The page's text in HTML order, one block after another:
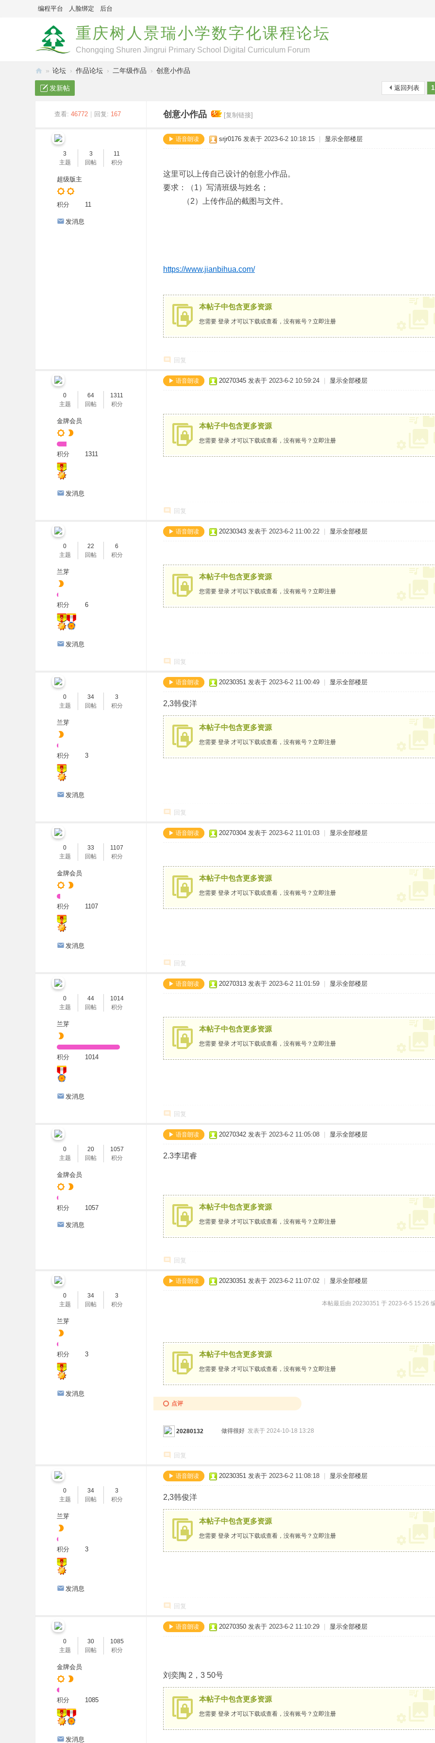
编程平台 人脸绑定 后台
重庆树人景瑞小学数字化课程论坛
Chongqing Shuren Jingrui Primary School Digital Curriculum Forum
景
» 论坛 › 作品论坛 › 二年级作品 › 创意小作品
1
返回列表
发新帖
查看: 46772 回复: 167 创意小作品 [复制链接]
3
主题
3
回帖
11
积分
超级版主
积分 11
发消息
srjr0176 发表于 2023-6-2 10:18:15 显示全部楼层
▶ 语音朗读
这里可以上传自己设计的创意小作品。
要求：（1）写清班级与姓名；
（2）上传作品的截图与文件。
https://www.jianbihua.com/
本帖子中包含更多资源
您需要 登录 才可以下载或查看，没有账号？ 立即注册
回复
0
主题
64
回帖
1311
积分
金牌会员
积分 1311
发消息
20270345 发表于 2023-6-2 10:59:24 显示全部楼层
▶ 语音朗读
本帖子中包含更多资源
您需要 登录 才可以下载或查看，没有账号？ 立即注册
回复
0
主题
22
回帖
6
积分
兰芽
积分 6
发消息
20230343 发表于 2023-6-2 11:00:22 显示全部楼层
▶ 语音朗读
本帖子中包含更多资源
您需要 登录 才可以下载或查看，没有账号？ 立即注册
回复
0
主题
34
回帖
3
积分
兰芽
积分 3
发消息
20230351 发表于 2023-6-2 11:00:49 显示全部楼层
▶ 语音朗读
2,3韩俊洋
本帖子中包含更多资源
您需要 登录 才可以下载或查看，没有账号？ 立即注册
回复
0
主题
33
回帖
1107
积分
金牌会员
积分 1107
发消息
20270304 发表于 2023-6-2 11:01:03 显示全部楼层
▶ 语音朗读
本帖子中包含更多资源
您需要 登录 才可以下载或查看，没有账号？ 立即注册
回复
0
主题
44
回帖
1014
积分
兰芽
积分 1014
发消息
20270313 发表于 2023-6-2 11:01:59 显示全部楼层
▶ 语音朗读
本帖子中包含更多资源
您需要 登录 才可以下载或查看，没有账号？ 立即注册
回复
0
主题
20
回帖
1057
积分
金牌会员
积分 1057
发消息
20270342 发表于 2023-6-2 11:05:08 显示全部楼层
▶ 语音朗读
2.3李珺睿
本帖子中包含更多资源
您需要 登录 才可以下载或查看，没有账号？ 立即注册
回复
0
主题
34
回帖
3
积分
兰芽
积分 3
发消息
20230351 发表于 2023-6-2 11:07:02 显示全部楼层
▶ 语音朗读
本帖最后由 20230351 于 2023-6-5 15:26
本帖子中包含更多资源
您需要 登录 才可以下载或查看，没有账号？ 立即注册
点评
20280132 做得很好 发表于 2024-10-18 13:28
回复
0
主题
34
回帖
3
积分
兰芽
积分 3
发消息
20230351 发表于 2023-6-2 11:08:18 显示全部楼层
▶ 语音朗读
2,3韩俊洋
本帖子中包含更多资源
您需要 登录 才可以下载或查看，没有账号？ 立即注册
回复
0
主题
30
回帖
1085
积分
金牌会员
积分 1085
发消息
20270350 发表于 2023-6-2 11:10:29 显示全部楼层
▶ 语音朗读
刘奕陶 2，3 50号
本帖子中包含更多资源
您需要 登录 才可以下载或查看，没有账号？ 立即注册